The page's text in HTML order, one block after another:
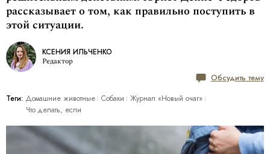
рассказывает о том, как правильно поступить в
этой ситуации.
КСЕНИЯ ИЛЬЧЕНКО
Редактор
Обсудить тему
Теги: Домашние животные Собаки
Журнал «Новый очаг»
Что делать, если